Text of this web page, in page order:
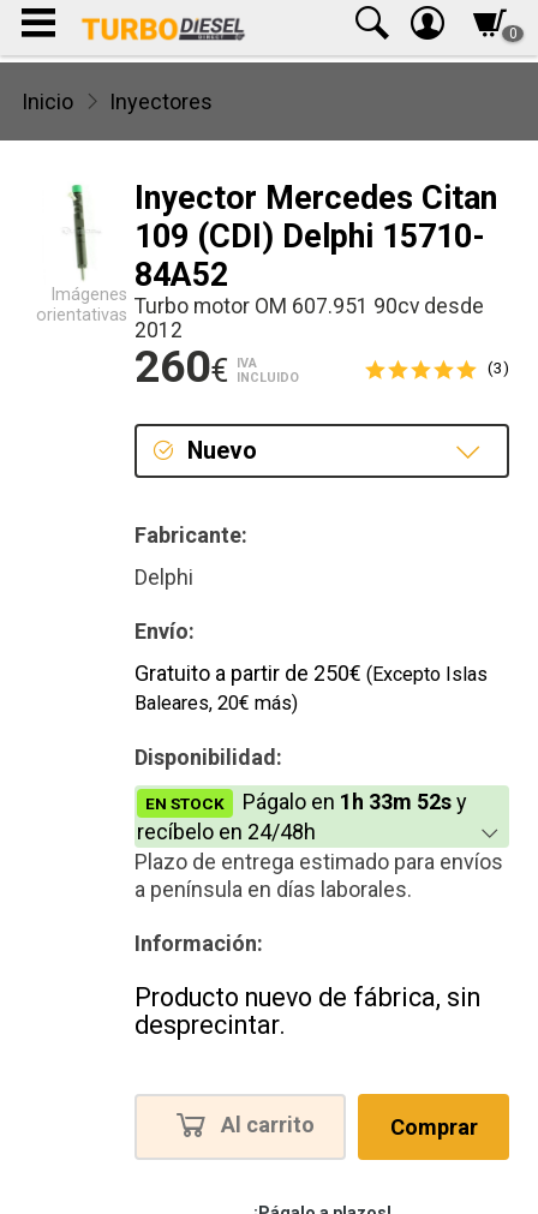
0
Inicio Inyectores
Inyector Mercedes Citan
109 (CDI) Delphi 15710-
84A52
Turbo motor OM 607.951 90cv desde
2012
260€
IVA
INCLUIDO
(3)
Nuevo
Fabricante:
Delphi
Envío:
Gratuito a partir de 250€ (Excepto Islas
Baleares, 20€ más)
Disponibilidad:
EN STOCK Págalo en 1h 33m 52sy
recíbelo en 24/48h
Plazo de entrega estimado para envíos
a península en días laborales.
Información:
Producto nuevo de fábrica, sin
desprecintar.
Al carrito Comprar
Imágenes
orientativas